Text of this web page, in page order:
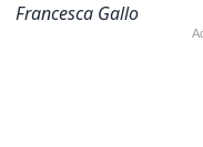
Francesca Gallo